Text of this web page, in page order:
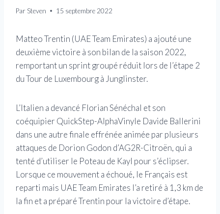
Par Steven 15 septembre 2022
Matteo Trentin (UAE Team Emirates) a ajouté une
deuxième victoire à son bilan de la saison 2022,
remportant un sprint groupé réduit lors de l’étape 2
du Tour de Luxembourg à Junglinster.
L’Italien a devancé Florian Sénéchal et son
coéquipier QuickStep-AlphaVinyle Davide Ballerini
dans une autre finale effrénée animée par plusieurs
attaques de Dorion Godon d’AG2R-Citroën, qui a
tenté d’utiliser le Poteau de Kayl pour s’éclipser.
Lorsque ce mouvement a échoué, le Français est
reparti mais UAE Team Emirates l’a retiré à 1,3 km de
la fin et a préparé Trentin pour la victoire d’étape.